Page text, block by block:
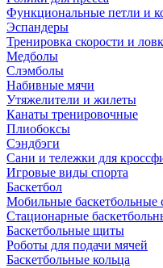
Функциональные петли и
Эспандеры
Тренировка скорости и
Медболы
Слэмболы
Набивные мячи
Утяжелители и жилеты
Канаты тренировочные
Плиобоксы
Сэндбэги
Сани и тележки для
Игровые виды спорта
Баскетбол
Мобильные баскетбольные
Стационарные
Баскетбольные щиты
Роботы для подачи мячей
Баскетбольные кольца